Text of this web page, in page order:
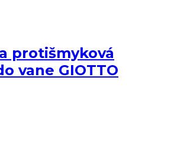
protišmyková
vane GIOTTO